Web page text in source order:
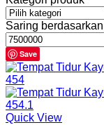
Saring
Harga
terendah
Save
Quick View